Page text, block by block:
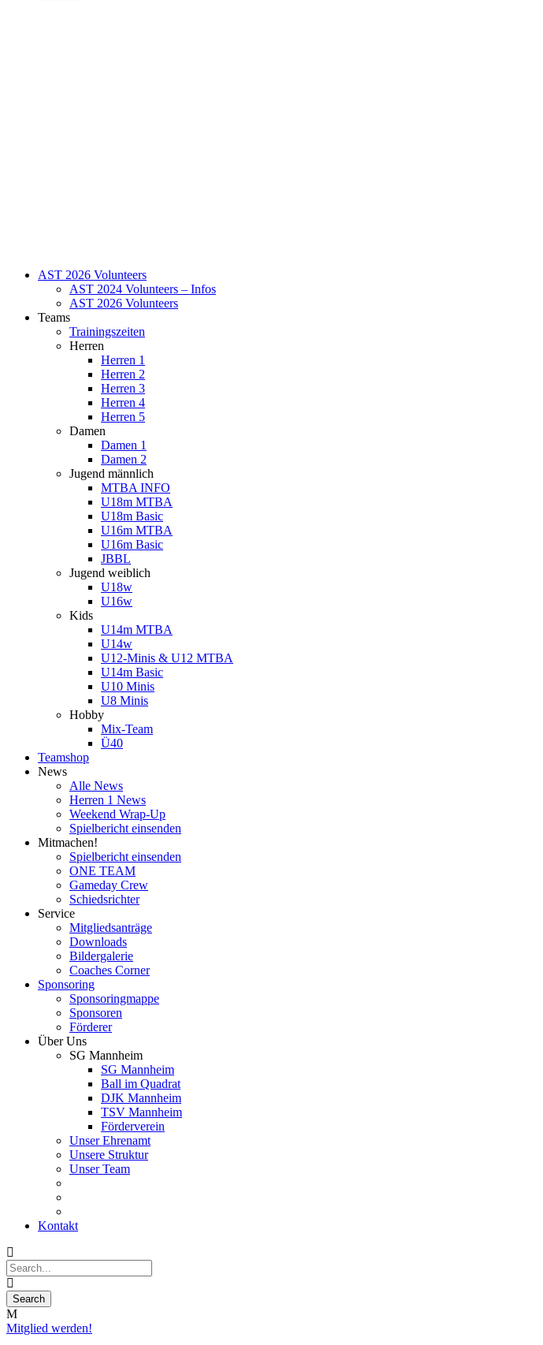
AST 2026 Volunteers
AST 2024 Volunteers – Infos
AST 2026 Volunteers
Teams
Trainingszeiten
Herren
Herren 1
Herren 2
Herren 3
Herren 4
Herren 5
Damen
Damen 1
Damen 2
Jugend männlich
MTBA INFO
U18m MTBA
U18m Basic
U16m MTBA
U16m Basic
JBBL
Jugend weiblich
U18w
U16w
Kids
U14m MTBA
U14w
U12-Minis & U12 MTBA
U14m Basic
U10 Minis
U8 Minis
Hobby
Mix-Team
Ü40
Teamshop
News
Alle News
Herren 1 News
Weekend Wrap-Up
Spielbericht einsenden
Mitmachen!
Spielbericht einsenden
ONE TEAM
Gameday Crew
Schiedsrichter
Service
Mitgliedsanträge
Downloads
Bildergalerie
Coaches Corner
Sponsoring
Sponsoringmappe
Sponsoren
Förderer
Über Uns
SG Mannheim
SG Mannheim
Ball im Quadrat
DJK Mannheim
TSV Mannheim
Förderverein
Unser Ehrenamt
Unsere Struktur
Unser Team
Kontakt
Mitglied werden!